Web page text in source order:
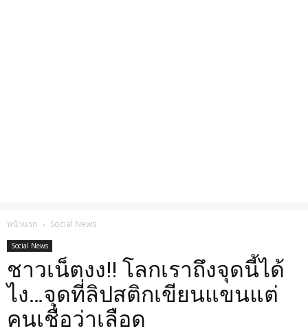
หน้าแรก Social News
Social News
ชาวเน็ตงง!! โลกเราถึงจุดนี้ได้
ไง…จุดที่ลิปสติกเขียนแขนแต่
คนเชื่อว่าเลือด